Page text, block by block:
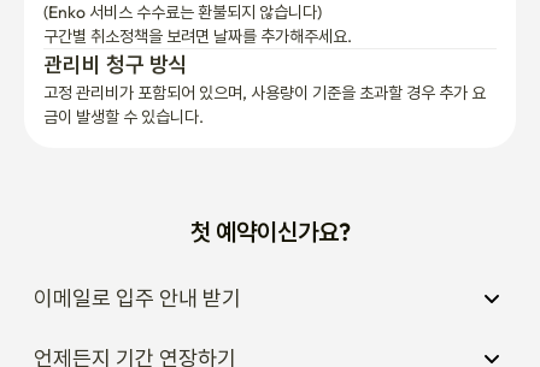
(Enko 서비스 수수료는 환불되지 않습니다)
구간별 취소정책을 보려면 날짜를 추가해주세요.
관리비 청구 방식
고정 관리비가 포함되어 있으며, 사용량이 기준을 초과할 경우 추가 요
금이 발생할 수 있습니다.
첫 예약이신가요?
이메일로 입주 안내 받기
언제든지 기간 연장하기